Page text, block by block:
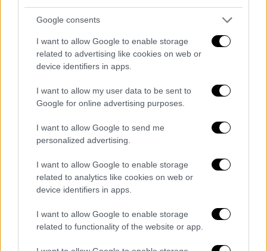
Google consents
I want to allow Google to enable storage
related to advertising like cookies on web or
device identifiers in apps.
I want to allow my user data to be sent to
Google for online advertising purposes.
I want to allow Google to send me
personalized advertising.
I want to allow Google to enable storage
related to analytics like cookies on web or
device identifiers in apps.
I want to allow Google to enable storage
related to functionality of the website or app.
Πολιτισμός| 12.08.2020 17:43
Μοσχολιού: «Δε θέλω να πεθάνω! Είναι
είναι!»
η εκπομπή της Σεμίνας Διγενή «Κοίτα τι
έκανες» αφιερωμένη στη Βίκυ Μοσχολιού, η
Βίκυ είχε μπροστά της μόλις ενάμιση χρόνο
ζωής